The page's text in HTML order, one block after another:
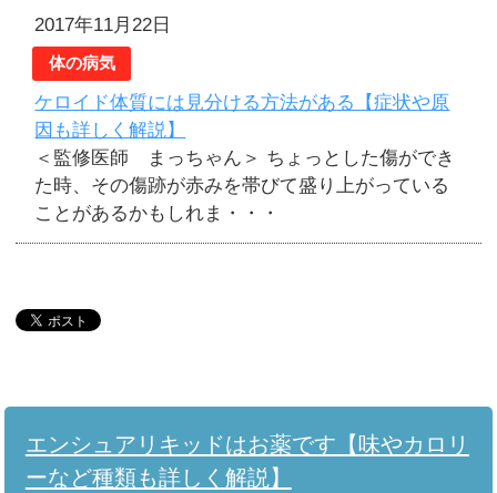
2017年11月22日
体の病気
ケロイド体質には見分ける方法がある【症状や原
因も詳しく解説】
＜監修医師 まっちゃん＞ ちょっとした傷ができ
た時、その傷跡が赤みを帯びて盛り上がっている
ことがあるかもしれま・・・
エンシュアリキッドはお薬です【味やカロリ
ーなど種類も詳しく解説】